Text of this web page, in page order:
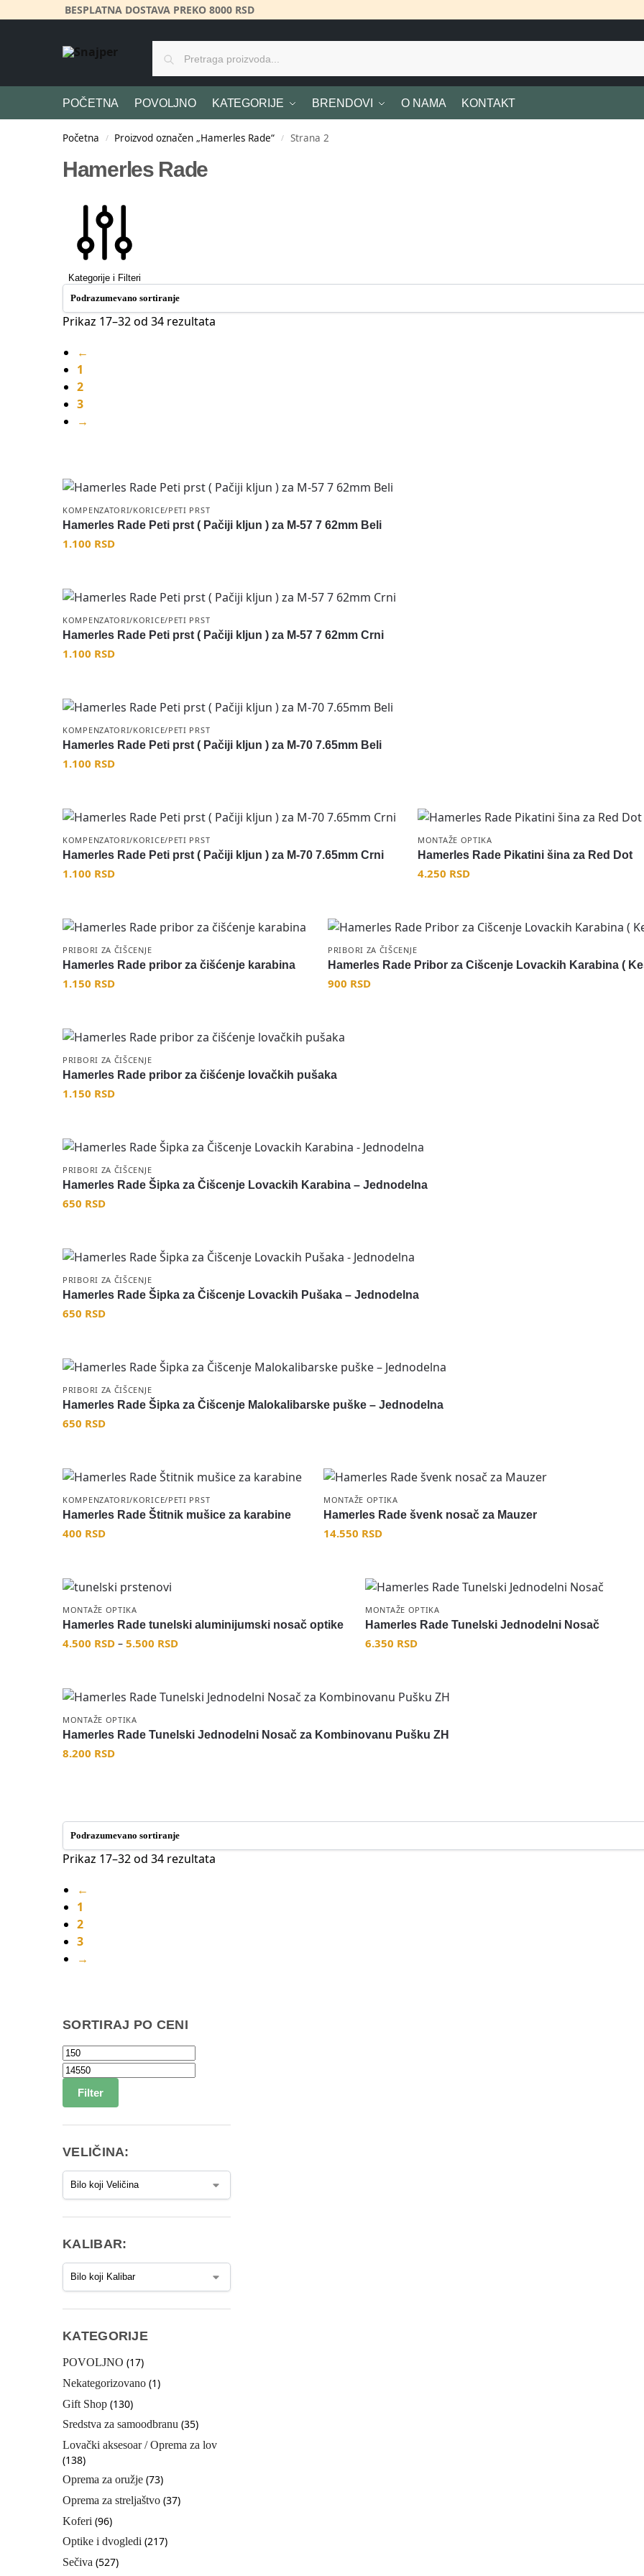
BESPLATNA DOSTAVA PREKO 8000 RSD
POČETNA POVOLJNO KATEGORIJE BRENDOVI O NAMA KONTAKT
Početna / Proizvod označen „Hamerles Rade“ / Strana 2
Hamerles Rade
Kategorije i Filteri
Prikaz 17–32 od 34 rezultata
←
1
2
3
→
KOMPENZATORI/KORICE/PETI PRST
Hamerles Rade Peti prst ( Pačiji kljun ) za M-57 7 62mm Beli
1.100 RSD
KOMPENZATORI/KORICE/PETI PRST
Hamerles Rade Peti prst ( Pačiji kljun ) za M-57 7 62mm Crni
1.100 RSD
KOMPENZATORI/KORICE/PETI PRST
Hamerles Rade Peti prst ( Pačiji kljun ) za M-70 7.65mm Beli
1.100 RSD
KOMPENZATORI/KORICE/PETI PRST
Hamerles Rade Peti prst ( Pačiji kljun ) za M-70 7.65mm Crni
1.100 RSD
MONTAŽE OPTIKA
Hamerles Rade Pikatini šina za Red Dot
4.250 RSD
PRIBORI ZA ČIŠCENJE
Hamerles Rade pribor za čišćenje karabina
1.150 RSD
PRIBORI ZA ČIŠCENJE
Hamerles Rade Pribor za Cišcenje Lovackih Karabina (
900 RSD
PRIBORI ZA ČIŠCENJE
Hamerles Rade pribor za čišćenje lovačkih pušaka
1.150 RSD
PRIBORI ZA ČIŠCENJE
Hamerles Rade Šipka za Čišcenje Lovackih Karabina – Jednodelna
650 RSD
PRIBORI ZA ČIŠCENJE
Hamerles Rade Šipka za Čišcenje Lovackih Pušaka – Jednodelna
650 RSD
PRIBORI ZA ČIŠCENJE
Hamerles Rade Šipka za Čišcenje Malokalibarske puške – Jednodelna
650 RSD
KOMPENZATORI/KORICE/PETI PRST
Hamerles Rade Štitnik mušice za karabine
400 RSD
MONTAŽE OPTIKA
Hamerles Rade švenk nosač za Mauzer
14.550 RSD
MONTAŽE OPTIKA
Hamerles Rade tunelski aluminijumski nosač optike
4.500 RSD – 5.500 RSD
MONTAŽE OPTIKA
Hamerles Rade Tunelski Jednodelni Nosač
6.350 RSD
MONTAŽE OPTIKA
Hamerles Rade Tunelski Jednodelni Nosač za Kombinovanu Pušku ZH
8.200 RSD
Prikaz 17–32 od 34 rezultata
←
1
2
3
→
SORTIRAJ PO CENI
Filter
VELIČINA:
KALIBAR:
KATEGORIJE
POVOLJNO (17)
Nekategorizovano (1)
Gift Shop (130)
Sredstva za samoodbranu (35)
Lovački aksesoar / Oprema za lov
(138)
Oprema za oružje (73)
Oprema za streljaštvo (37)
Koferi (96)
Optike i dvogledi (217)
Sečiva (527)